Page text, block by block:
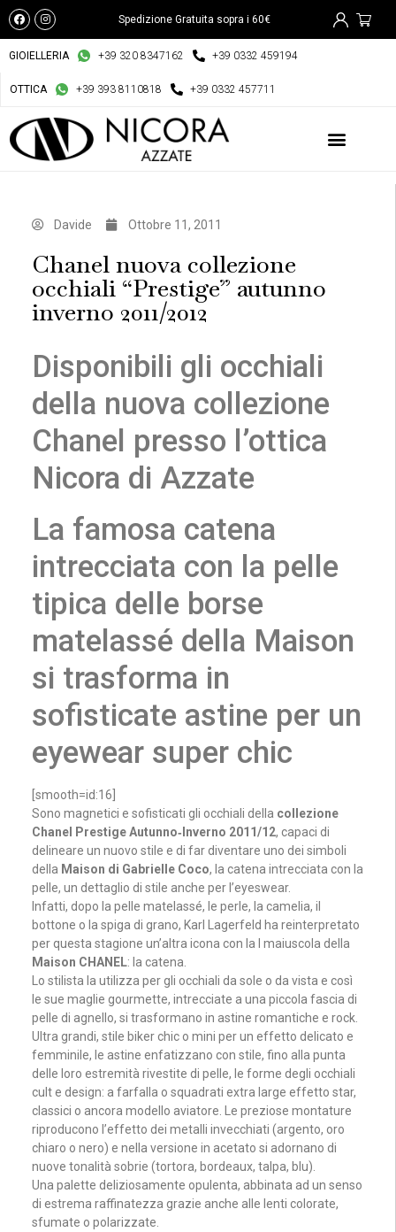
Spedizione Gratuita sopra i 60€
GIOIELLERIA +39 320 8347162 +39 0332 459194
OTTICA +39 393 8110818 +39 0332 457711
Davide Ottobre 11, 2011
Chanel nuova collezione
occhiali “Prestige” autunno
inverno 2011/2012
Disponibili gli occhiali
della nuova collezione
Chanel presso l’ottica
Nicora di Azzate
La famosa catena
intrecciata con la pelle
tipica delle borse
matelassé della Maison
si trasforma in
sofisticate astine per un
eyewear super chic
[smooth=id:16]
Sono magnetici e sofisticati gli occhiali della collezione
Chanel Prestige Autunno‐Inverno 2011/12, capaci di
delineare un nuovo stile e di far diventare uno dei simboli
della Maison di Gabrielle Coco, la catena intrecciata con la
pelle, un dettaglio di stile anche per l’eyeswear.
Infatti, dopo la pelle matelassé, le perle, la camelia, il
bottone o la spiga di grano, Karl Lagerfeld ha reinterpretato
per questa stagione un’altra icona con la I maiuscola della
Maison CHANEL: la catena.
Lo stilista la utilizza per gli occhiali da sole o da vista e così
le sue maglie gourmette, intrecciate a una piccola fascia di
pelle di agnello, si trasformano in astine romantiche e rock.
Ultra grandi, stile biker chic o mini per un effetto delicato e
femminile, le astine enfatizzano con stile, fino alla punta
delle loro estremità rivestite di pelle, le forme degli occhiali
cult e design: a farfalla o squadrati extra large effetto star,
classici o ancora modello aviatore. Le preziose montature
riproducono l’effetto dei metalli invecchiati (argento, oro
chiaro o nero) e nella versione in acetato si adornano di
nuove tonalità sobrie (tortora, bordeaux, talpa, blu).
Una palette deliziosamente opulenta, abbinata ad un senso
di estrema raffinatezza grazie anche alle lenti colorate,
sfumate o polarizzate.